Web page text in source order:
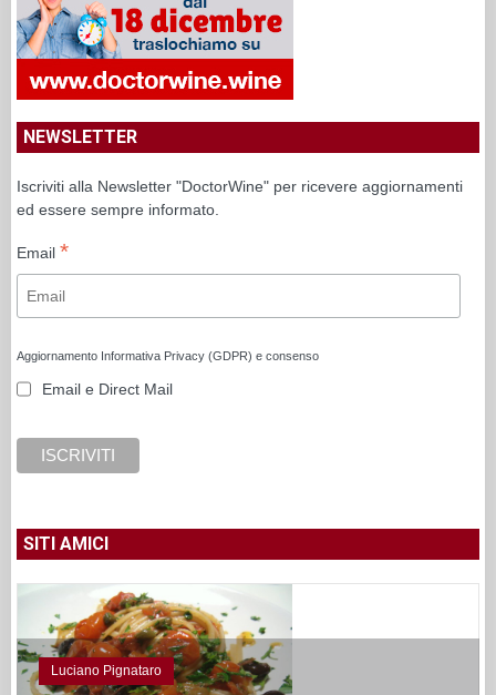
NEWSLETTER
Iscriviti alla Newsletter "DoctorWine" per ricevere aggiornamenti
ed essere sempre informato.
Email *
Aggiornamento Informativa Privacy (GDPR) e consenso
Email e Direct Mail
SITI AMICI
Luciano Pignataro